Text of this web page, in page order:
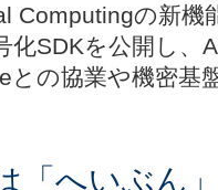
Computingの新機
化SDKを公開し、
との協業や機密基
「へいぶん